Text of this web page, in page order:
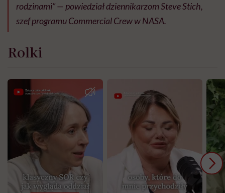
rodzinami” — powiedział dziennikarzom Steve Stich,
szef programu Commercial Crew w NASA.
Rolki